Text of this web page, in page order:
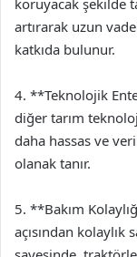
artırarak uzun
katkıda bulunur.
4. **Teknolojik
diğer tarım
daha hassas ve
olanak tanır.
5. **Bakım
açısından kolaylık